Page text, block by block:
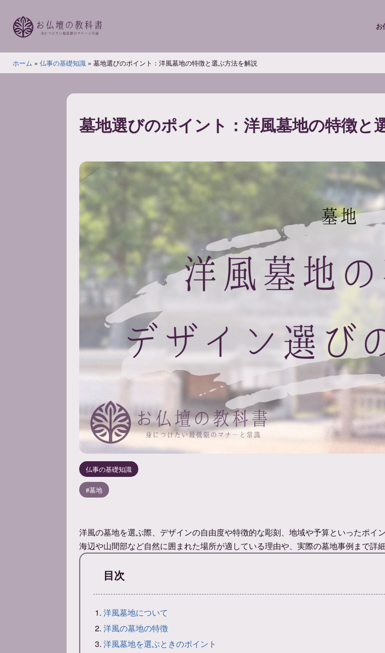
へ
お
仏
お
ホーム » 仏事の基礎知識 » 墓地選びのポイント：洋風墓地の特徴と選ぶ方法を解説
墓地選びのポイント：洋風墓地の特徴と
仏事の基礎知識
墓地
洋風の墓地を選ぶ際、デザインの自由度や特徴的な彫刻、地域や予算といったポイン
海辺や山間部など自然に囲まれた場所が適している理由や、実際の墓地事例まで詳細
目次
洋風墓地について
洋風の墓地の特徴
洋風墓地を選ぶときのポイント